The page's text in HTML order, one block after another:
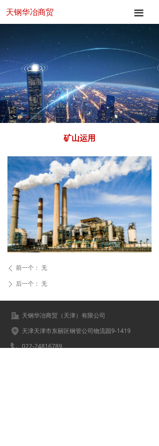
天钢华冶商贸 끀
首页
关于华冶
产品中心
新闻中心
应用领域
联系我们
ꄴ 前一个： 无
矿山运用
ꄲ 后一个： 无
天钢华冶商贸（天津）有限公司
天津天津市东丽区钢管公司物流园9-1419
022-24816789